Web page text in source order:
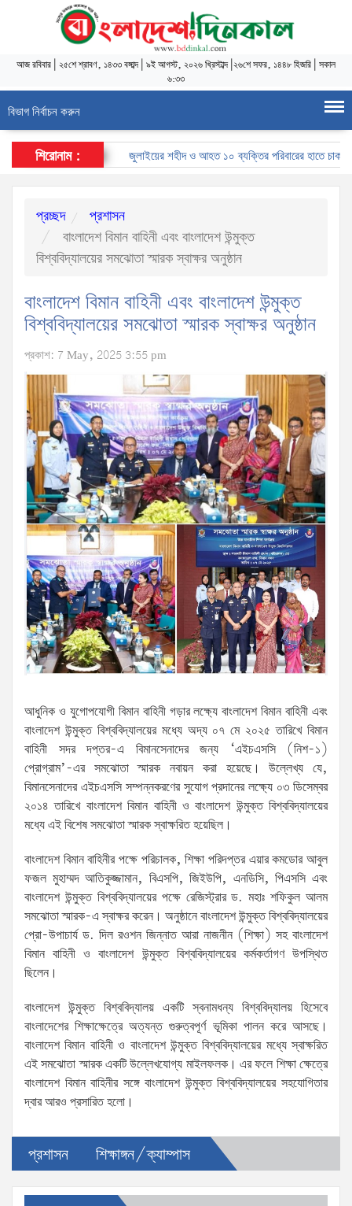
আজরবিবার ২৫শে শ্রাবণ, ১৪৩৩ বঙ্গাব্দ| ৯ই আগস্ট, ২০২৬ খ্রিস্টাব্দ| ২৬শে সফর, ১৪৪৮ হিজরি সকাল
৬:৩৩
বিভাগ নির্বাচন করুন
শিরোনাম : জুলাইয়ের শহীদ ও আহত ১০ ব্যক্তির পরিবারের হাতে চাকরির
প্রচ্ছদ
প্রশাসন
বাংলাদেশ বিমান বাহিনী এবং বাংলাদেশ উন্মুক্ত
বিশ্ববিদ্যালয়ের সমঝোতা স্মারক স্বাক্ষর অনুষ্ঠান
বাংলাদেশ বিমান বাহিনী এবং বাংলাদেশ উন্মুক্ত
বিশ্ববিদ্যালয়ের সমঝোতা স্মারক স্বাক্ষর অনুষ্ঠান
প্রকাশ: 7 May, 2025 3:55 pm
আধুনিক ও যুগোপযোগী বিমান বাহিনী গড়ার লক্ষ্যে বাংলাদেশ বিমান বাহিনী এবং
বাংলাদেশ উন্মুক্ত বিশ্ববিদ্যালয়ের মধ্যে অদ্য ০৭ মে ২০২৫ তারিখে বিমান
বাহিনী সদর দপ্তর-এ বিমানসেনাদের জন্য ‘এইচএসসি (নিশ-১)
প্রোগ্রাম’-এর সমঝোতা স্মারক নবায়ন করা হয়েছে। উল্লেখ্য যে,
বিমানসেনাদের এইচএসসি সম্পন্নকরণের সুযোগ প্রদানের লক্ষ্যে ০৩ ডিসেম্বর
২০১৪ তারিখে বাংলাদেশ বিমান বাহিনী ও বাংলাদেশ উন্মুক্ত বিশ্ববিদ্যালয়ের
মধ্যে এই বিশেষ সমঝোতা স্মারক স্বাক্ষরিত হয়েছিল।
বাংলাদেশ বিমান বাহিনীর পক্ষে পরিচালক, শিক্ষা পরিদপ্তর এয়ার কমডোর আবুল
ফজল মুহাম্মদ আতিকুজ্জামান, বিএসপি, জিইউপি, এনডিসি, পিএসসি এবং
বাংলাদেশ উন্মুক্ত বিশ্ববিদ্যালয়ের পক্ষে রেজিস্ট্রার ড. মহাঃ শফিকুল আলম
সমঝোতা স্মারক-এ স্বাক্ষর করেন। অনুষ্ঠানে বাংলাদেশ উন্মুক্ত বিশ্ববিদ্যালয়ের
প্রো-উপাচার্য ড. দিল রওশন জিন্নাত আরা নাজনীন (শিক্ষা) সহ বাংলাদেশ
বিমান বাহিনী ও বাংলাদেশ উন্মুক্ত বিশ্ববিদ্যালয়ের কর্মকর্তাগণ উপস্থিত
ছিলেন।
বাংলাদেশ উন্মুক্ত বিশ্ববিদ্যালয় একটি স্বনামধন্য বিশ্ববিদ্যালয় হিসেবে
বাংলাদেশের শিক্ষাক্ষেত্রে অত্যন্ত গুরুত্বপূর্ণ ভূমিকা পালন করে আসছে।
বাংলাদেশ বিমান বাহিনী ও বাংলাদেশ উন্মুক্ত বিশ্ববিদ্যালয়ের মধ্যে স্বাক্ষরিত
এই সমঝোতা স্মারক একটি উল্লেখযোগ্য মাইলফলক। এর ফলে শিক্ষা ক্ষেত্রে
বাংলাদেশ বিমান বাহিনীর সঙ্গে বাংলাদেশ উন্মুক্ত বিশ্ববিদ্যালয়ের সহযোগিতার
দ্বার আরও প্রসারিত হলো।
প্রশাসন শিক্ষাঙ্গন/ক্যাম্পাস